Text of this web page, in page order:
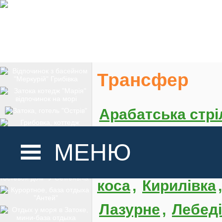
МЕНЮ
Трансфер
Арабатська
Кароліно-Бугаз
коса, Кирилівка
Лазурне ,